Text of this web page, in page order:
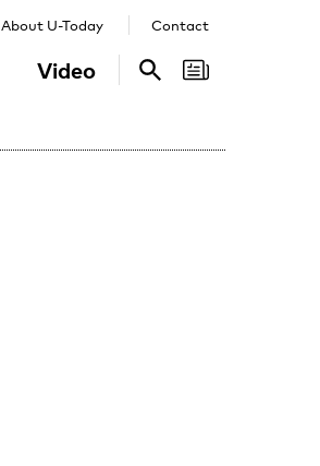
Video
About U-Today Contact
Search